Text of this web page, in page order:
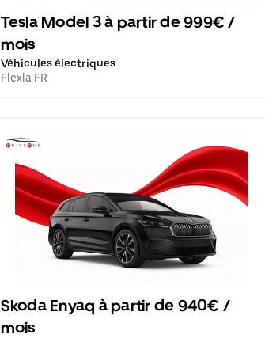
Tesla Model 3 à partir de 999€ /
mois
Véhicules électriques
Flexla FR
Skoda Enyaq à partir de 940€ /
mois